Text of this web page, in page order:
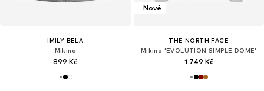
IMILY BELA
Mikina
899 Kč
Nové
THE NORTH FACE
Mikina 'EVOLUTION SIMPLE DOME'
1 749 Kč